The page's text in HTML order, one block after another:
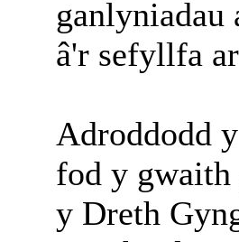
â'r sefyllfa
Adroddodd
fod y
y Dreth